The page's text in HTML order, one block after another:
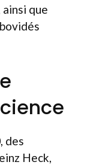
que
des
Heck,